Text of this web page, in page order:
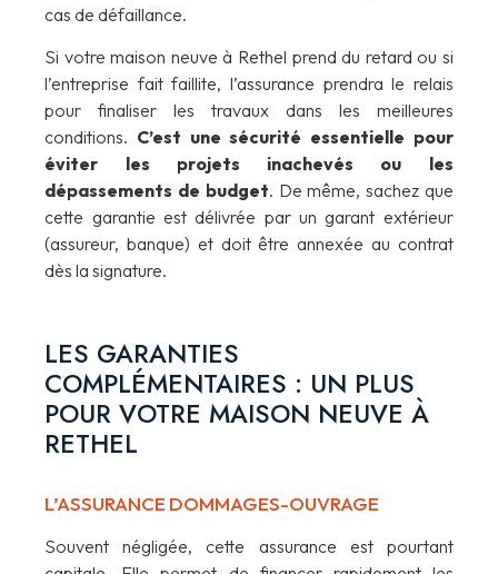
cas de défaillance.
Si votre maison neuve à Rethel prend du retard ou si
l’entreprise fait faillite, l’assurance prendra le relais
pour finaliser les travaux dans les meilleures
conditions. C’est une sécurité essentielle pour
éviter les projets inachevés ou les
dépassements de budget. De même, sachez que
cette garantie est délivrée par un garant extérieur
(assureur, banque) et doit être annexée au contrat
dès la signature.
LES GARANTIES
COMPLÉMENTAIRES : UN PLUS
POUR VOTRE MAISON NEUVE À
RETHEL
L’ASSURANCE DOMMAGES-OUVRAGE
Souvent négligée, cette assurance est pourtant